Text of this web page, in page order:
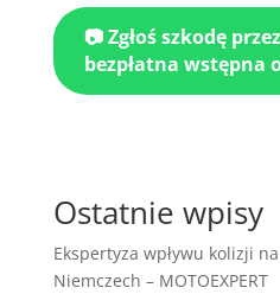
📷 Zgłoś szkodę
bezpłatna wstępna
Ostatnie wpisy
Ekspertyza wpływu kolizji
Niemczech – MOTOEXPERT